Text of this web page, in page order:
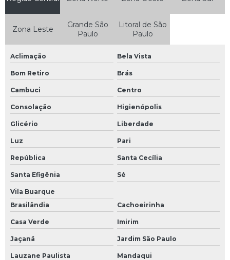
Manutenção de nobreak sp
Manutenção de placas eletrônicas
Manutenção de plc
Manutenção de sensor
Manutenção de servo motor
Manutenção e reparação de equipamentos eletrônicos e ópticos
Manutenção eletroeletrônica
Manutenção eletronica industrial
Manutenção em ihm
Manutenção equipamentos eletrônicos industriais
Manutenção preventiva de nobreak
Zona Leste
Grande São
Paulo
Litoral de São
Paulo
Aclimação Bela Vista
Bom Retiro Brás
Cambuci Centro
Consolação Higienópolis
Glicério Liberdade
Luz Pari
República Santa Cecília
Santa Efigênia Sé
Vila Buarque
Brasilândia
Cachoeirinha
Casa Verde Imirim
Jaçanã Jardim São Paulo
Lauzane Paulista Mandaqui